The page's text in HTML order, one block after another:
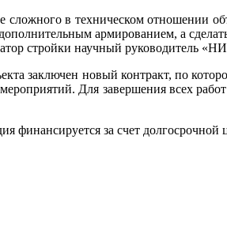
сложного в техническом отношении
армированием, а
стройки научный
заключен новый контракт, по
Для завершения всех
финансируется за счет